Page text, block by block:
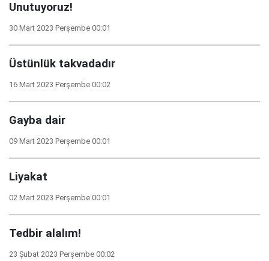
Unutuyoruz!
30 Mart 2023 Perşembe 00:01
Üstünlük takvadadır
16 Mart 2023 Perşembe 00:02
Gayba dair
09 Mart 2023 Perşembe 00:01
Liyakat
02 Mart 2023 Perşembe 00:01
Tedbir alalım!
23 Şubat 2023 Perşembe 00:02